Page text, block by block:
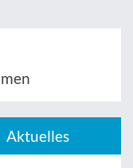
Aktuelles